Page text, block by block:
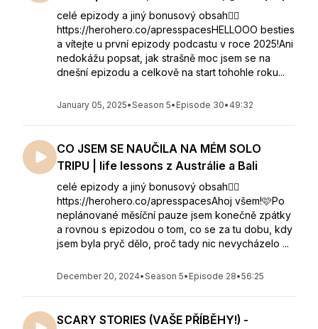
celé epizody a jiný bonusový obsah👇🏻
https://herohero.co/apresspacesHELLOOO besties
a vítejte u první epizody podcastu v roce 2025!Ani
nedokážu popsat, jak strašně moc jsem se na
dnešní epizodu a celkově na start tohohle roku...
January 05, 2025•Season 5• Episode 30• 49:32
CO JSEM SE NAUČILA NA MÉM SOLO
TRIPU | life lessons z Austrálie a Bali
celé epizody a jiný bonusový obsah👇🏻
https://herohero.co/apresspacesAhoj všem!🩷⁣Po
neplánované měsíční pauze jsem konečně zpátky
a rovnou s epizodou o tom, co se za tu dobu, kdy
jsem byla pryč dělo, proč tady nic nevycházelo ...
December 20, 2024•Season 5• Episode 28•56:25
SCARY STORIES (VAŠE PŘÍBĚHY!) -